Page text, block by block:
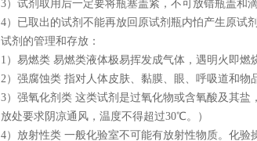
3）试剂取用后一定要将瓶塞盖紧，不可放错瓶盖和
4）已取出的试剂不能再放回原试剂瓶内怕产生原试
试剂的管理和存放：
1）易燃类 易燃类液体极易挥发成气体，遇明火即
2）强腐蚀类 指对人体皮肤、黏膜、眼、呼吸道和
3）强氧化剂类 这类试剂是过氧化物或含氧酸及其
放处要求阴凉通风，温度不得超过30℃。）
4）放射性类 一般化验室不可能有放射性物质。化验